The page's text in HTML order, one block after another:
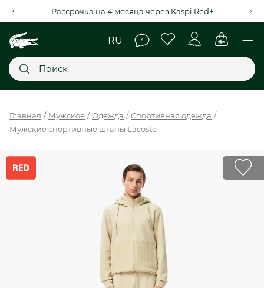
Рассрочка на 4 месяца через Kaspi Red+
НОВИНКИ
SALE
МЫ LACOSTE
Главная Мужское Одежда
Спортивная одежда
Мужские спортивные штаны Lacoste